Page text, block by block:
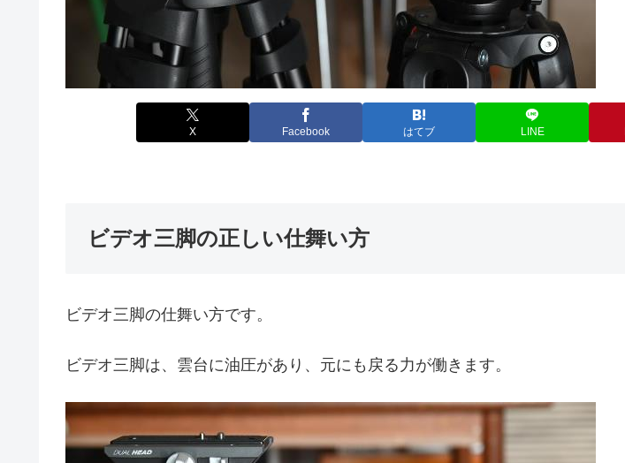
X Facebook はてブ LINE
ビデオ三脚の正しい仕舞い方
ビデオ三脚の仕舞い方です。
ビデオ三脚は、雲台に油圧があり、元にも戻る力が働きます。